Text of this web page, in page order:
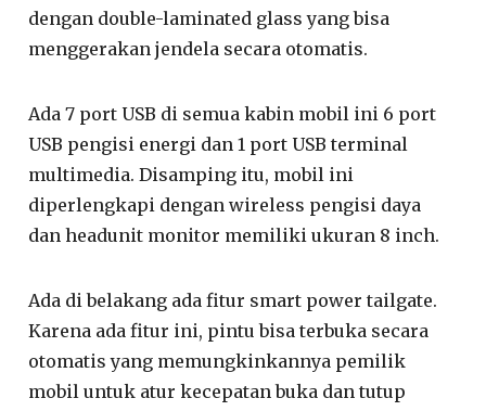
dengan double-laminated glass yang bisa
menggerakan jendela secara otomatis.
Ada 7 port USB di semua kabin mobil ini 6 port
USB pengisi energi dan 1 port USB terminal
multimedia. Disamping itu, mobil ini
diperlengkapi dengan wireless pengisi daya
dan headunit monitor memiliki ukuran 8 inch.
Ada di belakang ada fitur smart power tailgate.
Karena ada fitur ini, pintu bisa terbuka secara
otomatis yang memungkinkannya pemilik
mobil untuk atur kecepatan buka dan tutup